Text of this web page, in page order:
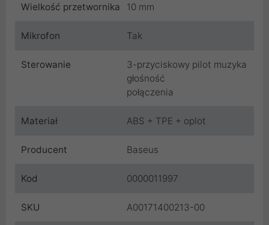
Wielkość przetwornika 10 mm
Mikrofon Tak
Sterowanie
3-przyciskowy pilot muzyka
głośność
połączenia
Materiał ABS + TPE + oplot
Producent Baseus
Kod 0000011997
SKU A00171400213-00